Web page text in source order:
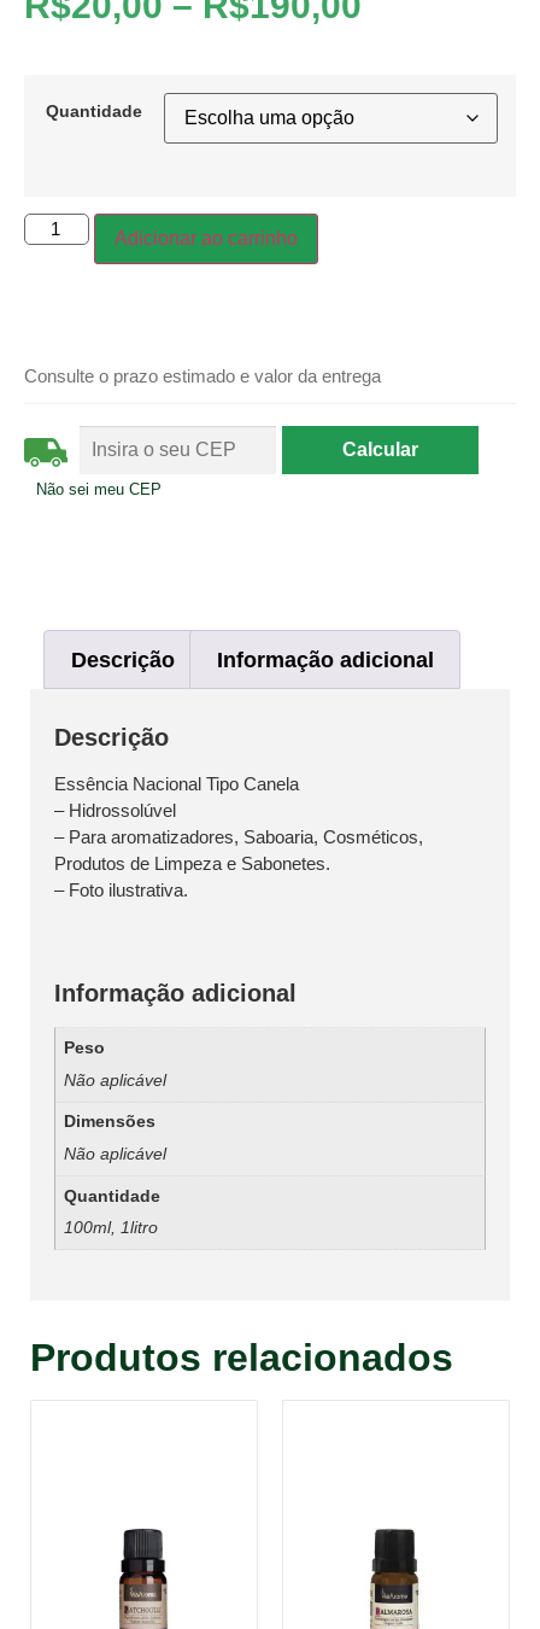
Quantidade
Adicionar ao carrinho
Consulte o prazo estimado e valor da entrega
Não sei meu CEP
Descrição Informação adicional
Descrição
Essência Nacional Tipo Canela
– Hidrossolúvel
– Para aromatizadores, Saboaria, Cosméticos,
Produtos de Limpeza e Sabonetes.
– Foto ilustrativa.
Informação adicional
Peso
Não aplicável
Dimensões
Não aplicável
Quantidade
100ml, 1litro
Produtos relacionados